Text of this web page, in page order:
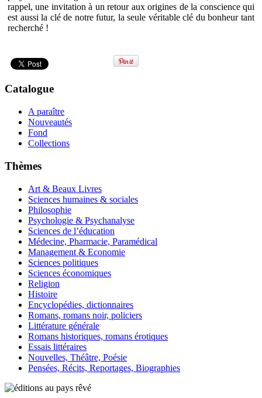
rappel, une invitation à un retour aux origines de la conscience qui
est aussi la clé de notre futur, la seule véritable clé du bonheur tant
recherché !
Catalogue
A paraître
Nouveautés
Fond
Collections
Thèmes
Art & Beaux Livres
Sciences humaines & sociales
Philosophie
Psychologie & Psychanalyse
Sciences de l’éducation
Médecine, Pharmacie, Paramédical
Management & Economie
Sciences politiques
Sciences économiques
Religion
Histoire
Encyclopédies, dictionnaires
Romans, romans noir, policiers
Littérature générale
Romans historiques, romans érotiques
Essais littéraires
Nouvelles, Théâtre, Poésie
Pensées, Récits, Reportages, Biographies